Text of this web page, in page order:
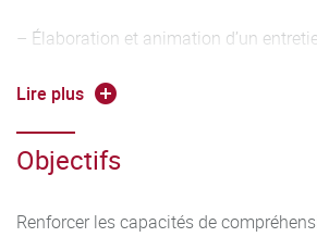
– Élaboration et animation d’un
– Analyse des posts sur les réseaux
– Préparation du CV et de la lettre de
Outils linguistiques
Lire plus
Objectifs
Renforcer les capacités de